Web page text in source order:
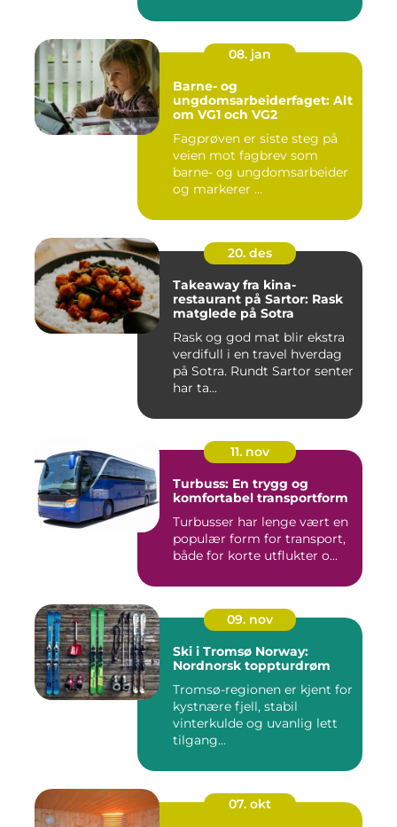
08. jan
Barne- og
ungdomsarbeiderfaget: Alt
om VG1 och VG2
Fagprøven er siste steg på
veien mot fagbrev som
barne- og ungdomsarbeider
og markerer ...
20. des
Takeaway fra kina-
restaurant på Sartor: Rask
matglede på Sotra
Rask og god mat blir ekstra
verdifull i en travel hverdag
på Sotra. Rundt Sartor senter
har ta...
11. nov
Turbuss: En trygg og
komfortabel transportform
Turbusser har lenge vært en
populær form for transport,
både for korte utflukter o...
09. nov
Ski i Tromsø Norway:
Nordnorsk toppturdrøm
Tromsø-regionen er kjent for
kystnære fjell, stabil
vinterkulde og uvanlig lett
tilgang...
07. okt